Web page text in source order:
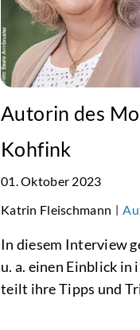
Autorin des
Kohfink
01. Oktober 2023
Katrin Fleischmann |
In diesem Interview
u. a. einen Einblick
teilt ihre Tipps und